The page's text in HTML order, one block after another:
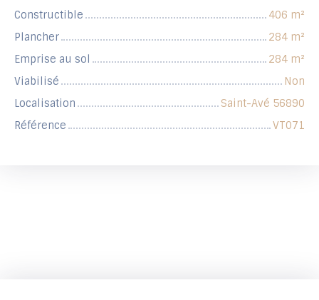
Constructible
406 m²
Plancher
284 m²
Emprise au sol
284 m²
Viabilisé
Non
Localisation
Saint-Avé 56890
Référence
VT071